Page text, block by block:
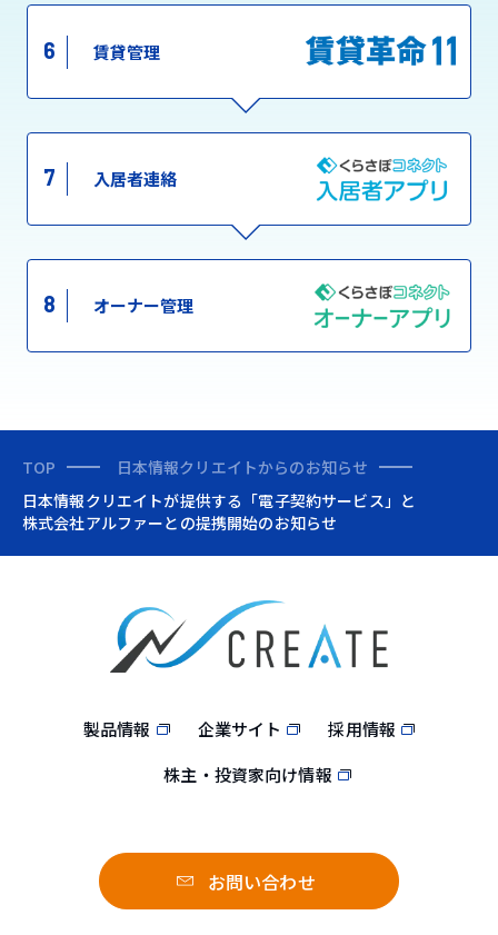
6 賃貸管理
7 入居者連絡
8 オーナー管理
TOP
日本情報クリエイトからのお知らせ
日本情報クリエイトが提供する「電子契約サービス」と
株式会社アルファーとの提携開始のお知らせ
製品情報 企業サイト
採用情報
株主・投資家向け情報
お問い合わせ